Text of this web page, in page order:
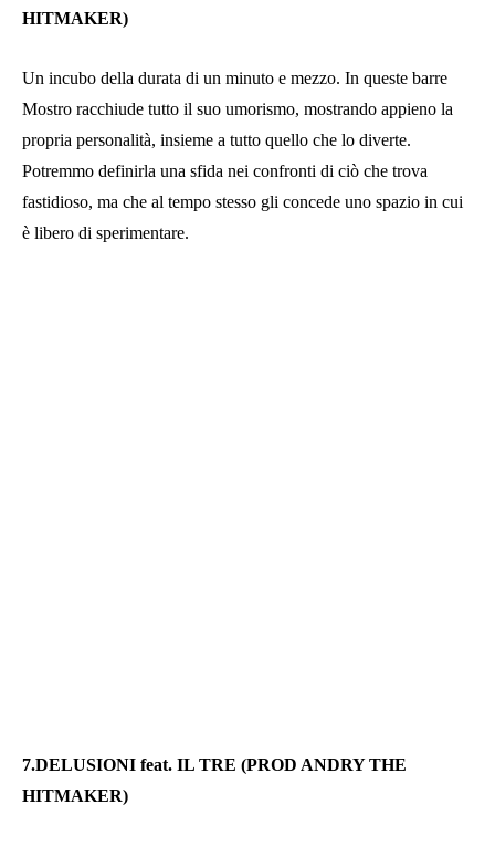
HITMAKER)
Un incubo della durata di un minuto e mezzo. In queste barre
Mostro racchiude tutto il suo umorismo, mostrando appieno la
propria personalità, insieme a tutto quello che lo diverte.
Potremmo definirla una sfida nei confronti di ciò che trova
fastidioso, ma che al tempo stesso gli concede uno spazio in cui
è libero di sperimentare.
7.DELUSIONI feat. IL TRE (PROD ANDRY THE
HITMAKER)